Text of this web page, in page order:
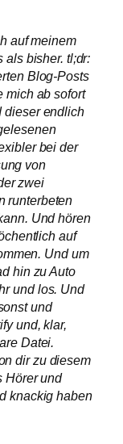
auf meinem
als bisher. tl;dr:
Blog-Posts
mich ab sofort
dieser endlich
bei der
von
zwei
runterbeten
Und hören
auf
Und um
hin zu Auto
und los. Und
und
und, klar,
Datei.
dir zu diesem
Hörer und
knackig haben